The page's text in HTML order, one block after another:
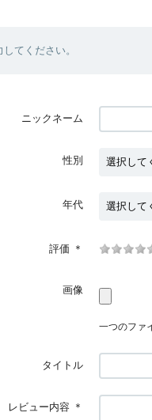
てください。
ニックネーム
性別
年代
評価 ＊
画像
一つのファ
タイトル
レビュー内容 ＊